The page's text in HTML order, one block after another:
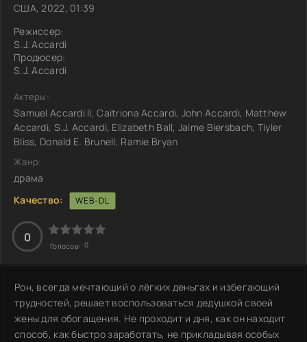
США, 2022, 01:39
Режиссер:
S.J. Accardi
Продюсер:
S.J. Accardi
Актеры:
Samuel Accardi II, Caitriona Accardi, John Accardi, Matthew
Accardi, S.J. Accardi, Elizabeth Ball, Jaime Biersbach, Tiyler
Bliss, Donald E. Brunell, Ramie Bryan
Жанр:
драма
Качество:
WEB-DL
0
Голосов: 0
Рон, всегда мечтающий о лёгких деньгах и избегающий
трудностей, решает воспользоваться дедушкой своей
жены для обогащения. Не проходит и дня, как он находит
способ, как быстро заработать, не прикладывая особых